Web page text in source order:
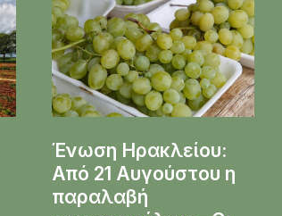
Ένωση Ηρακλείου:
Από 21 Αυγούστου η
παραλαβή